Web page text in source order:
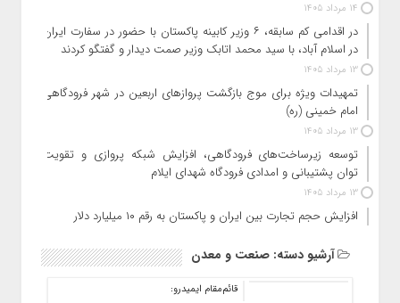
14 مرداد 1405
در اقدامی کم سابقه، ۶ وزیر کابینه پاکستان با حضور در سفارت ایران
در اسلام آباد، با سید محمد اتابک وزیر صمت دیدار و گفتگو کردند
13 مرداد 1405
تمهیدات ویژه برای موج بازگشت پروازهای اربعین در شهر فرودگاهی
امام خمینی (ره)
13 مرداد 1405
توسعه زیرساخت‌های فرودگاهی، افزایش شبکه پروازی و تقویت
توان پشتیبانی و امدادی فرودگاه شهدای ایلام
13 مرداد 1405
افزایش حجم تجارت بین ایران و پاکستان به رقم ۱۰ میلیارد دلار
آرشیو دسته:صنعت و معدن
قائم‌مقام ایمیدرو: